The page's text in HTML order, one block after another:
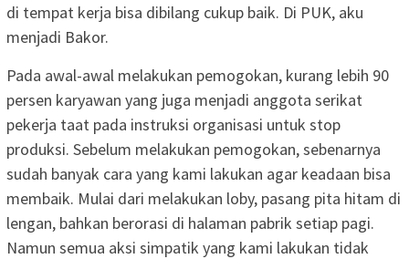
di tempat kerja bisa dibilang cukup baik. Di PUK, aku
menjadi Bakor.
Pada awal-awal melakukan pemogokan, kurang lebih 90
persen karyawan yang juga menjadi anggota serikat
pekerja taat pada instruksi organisasi untuk stop
produksi. Sebelum melakukan pemogokan, sebenarnya
sudah banyak cara yang kami lakukan agar keadaan bisa
membaik. Mulai dari melakukan loby, pasang pita hitam di
lengan, bahkan berorasi di halaman pabrik setiap pagi.
Namun semua aksi simpatik yang kami lakukan tidak